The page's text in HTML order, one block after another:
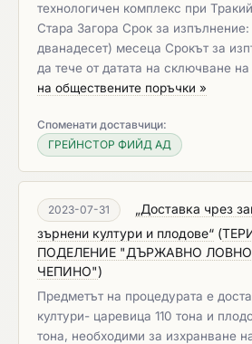
технологичен комплекс при
Стара Загора Срок за
дванадесет) месеца Срокът за
да тече от датата на сключване
на обществените поръчки »
Споменати доставчици:
ГРЕЙНСТОР ФИЙД АД
2023-07-31
„Доставка чрез
зърнени култури и плодове“ (
ПОДЕЛЕНИЕ "ДЪРЖАВНО
ЧЕПИНО")
Предметът на процедурата е
култури- царевица 110 тона и
тона, необходими за изхранване